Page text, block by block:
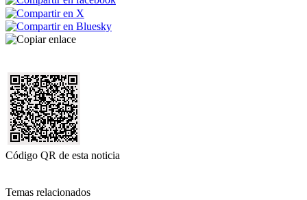
Código QR de esta noticia
Temas relacionados